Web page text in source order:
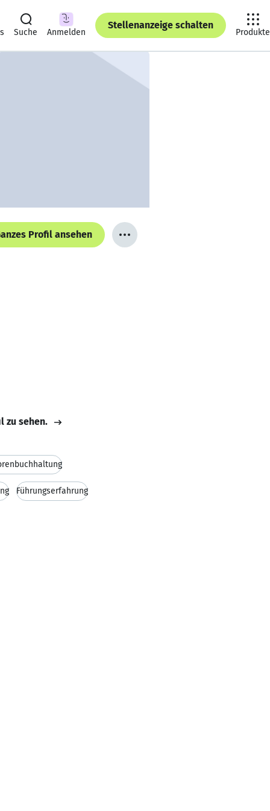
Suche Anmelden
Stellenanzeige schalten
Produkte
Profil ansehen
zu sehen.
Führungserfahrung